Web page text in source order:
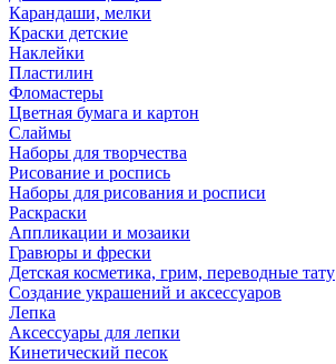
Карандаши, мелки
Краски детские
Наклейки
Пластилин
Фломастеры
Цветная бумага и картон
Слаймы
Наборы для творчества
Рисование и роспись
Наборы для рисования и росписи
Раскраски
Аппликации и мозаики
Гравюры и фрески
Детская косметика, грим, переводные тату
Создание украшений и аксессуаров
Лепка
Аксессуары для лепки
Кинетический песок